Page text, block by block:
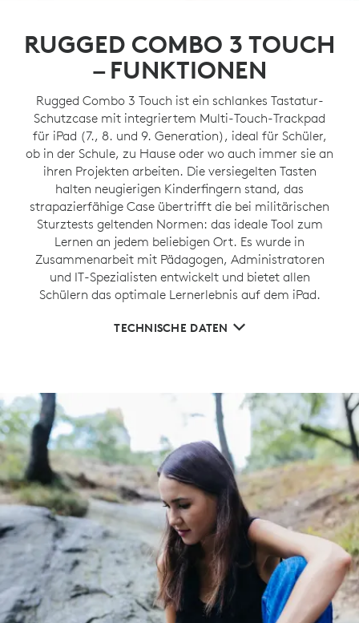
RUGGED COMBO 3 TOUCH
– FUNKTIONEN
Rugged Combo 3 Touch ist ein schlankes Tastatur-
Schutzcase mit integriertem Multi-Touch-Trackpad
für iPad (7., 8. und 9. Generation), ideal für Schüler,
ob in der Schule, zu Hause oder wo auch immer sie an
ihren Projekten arbeiten. Die versiegelten Tasten
halten neugierigen Kinderfingern stand, das
strapazierfähige Case übertrifft die bei militärischen
Sturztests geltenden Normen: das ideale Tool zum
Lernen an jedem beliebigen Ort. Es wurde in
Zusammenarbeit mit Pädagogen, Administratoren
und IT-Spezialisten entwickelt und bietet allen
Schülern das optimale Lernerlebnis auf dem iPad.
TECHNISCHE DATEN